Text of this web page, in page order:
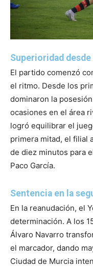
Superioridad
El partido comenzó
el ritmo. Desde los
dominaron la
ocasiones en el área
logró equilibrar el
primera mitad, el filial
de diez minutos para
Paco García.
Sentencia en la
En la reanudación, el
determinación. A los
Álvaro Navarro
el marcador, dando
Ciudad de Murcia